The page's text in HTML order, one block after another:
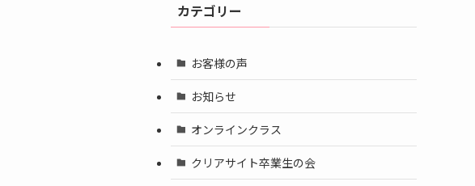
カテゴリー
お客様の声
お知らせ
オンラインクラス
クリアサイト卒業生の会